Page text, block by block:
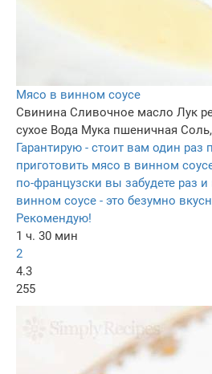
Мясо в винном соусе
Свинина Сливочное масло Лук
сухое Вода Мука пшеничная
Гарантирую - стоит вам один раз
приготовить мясо в винном
по-французски вы забудете раз
винном соусе - это безумно
Рекомендую!
1 ч. 30 мин
2
4.3
255